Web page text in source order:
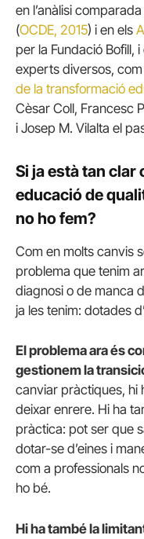
en l’anàlisi
(OCDE, 2015) i en els
per la Fundació Bofill,
experts diversos, com
de la transformació
Cèsar Coll, Francesc
i Josep M. Vilalta el
Si ja està tan
educació de
no ho fem?
Com en molts canvis
problema que tenim
diagnosi o de manca
ja les tenim: dotades
El problema ara és
gestionem la
canviar pràctiques, hi
deixar enrere. Hi ha
pràctica: pot ser que
dotar-se d’eines i
com a professionals
ho bé.
Hi ha també la